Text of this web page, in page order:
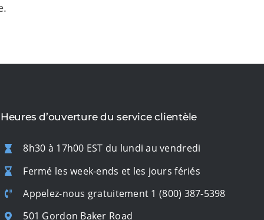
Heures d’ouverture du service clientèle
8h30 à 17h00 EST du lundi au vendredi
Fermé les week-ends et les jours fériés
Appelez-nous gratuitement 1 (800) 387-5398
501 Gordon Baker Road